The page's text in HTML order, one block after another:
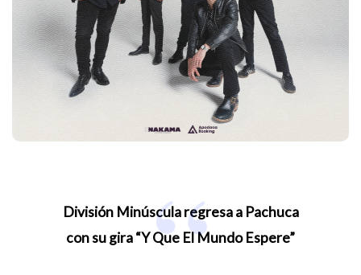
División Minúscula regresa a Pachuca
con su gira “Y Que El Mundo Espere”